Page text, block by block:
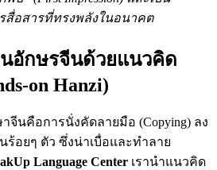
อสารที่ทรงพลังในอนาคต
อักษรจีนด้วยแนวคิด
on Hanzi)
จีนคือการนั่งคัดลายมือ (Copying) ลง
ร้อยๆ ตัว ซึ่งน่าเบื่อและทำลาย
Language Center เรานำแนวคิด